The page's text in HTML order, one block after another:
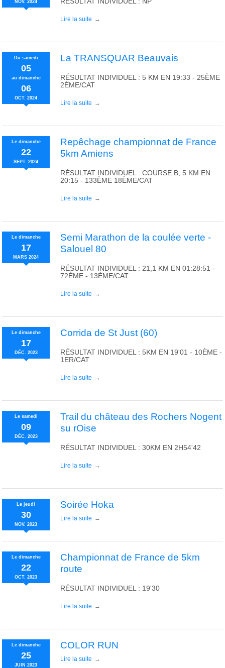
NOV. 2024
Lire la suite
Du samedi
05
au dimanche
06
OCT. 2024
La TRANSQUAR Beauvais
RÉSULTAT INDIVIDUEL : 5 KM EN 19:33 - 25ÈME
2ÈME/CAT
Lire la suite
Le dimanche
22
SEPT. 2024
Repêchage championnat de France
5km Amiens
RÉSULTAT INDIVIDUEL : COURSE B, 5 KM EN
20:15 - 133ÈME 18ÈME/CAT
Lire la suite
Le dimanche
17
MARS 2024
Semi Marathon de la coulée verte -
Salouel 80
RÉSULTAT INDIVIDUEL : 21,1 KM EN 01:28:51 -
72ÈME - 13ÈME/CAT
Lire la suite
Le dimanche
17
DÉC. 2023
Corrida de St Just (60)
RÉSULTAT INDIVIDUEL : 5KM EN 19'01 - 10ÈME -
1ER/CAT
Lire la suite
Le samedi
09
DÉC. 2023
Trail du château des Rochers Nogent
su rOise
RÉSULTAT INDIVIDUEL : 30KM EN 2H54'42
Lire la suite
Le jeudi
30
NOV. 2023
Soirée Hoka
Lire la suite
Le dimanche
22
OCT. 2023
Championnat de France de 5km
route
RÉSULTAT INDIVIDUEL : 19'30
Lire la suite
Le dimanche
25
JUIN 2023
COLOR RUN
Lire la suite